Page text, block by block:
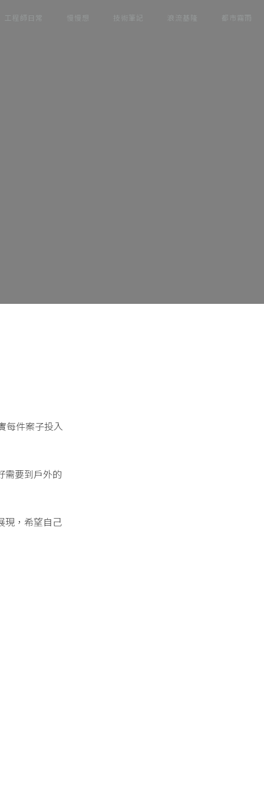
工程師日常 慢慢想 技術筆記 浪流基隆 都市霧雨
每件案子投入
需要到戶外的
現，希望自己